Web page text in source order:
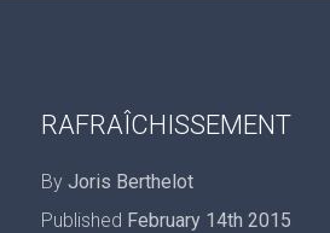
RAFRAÎCHISSEMENT
By Joris Berthelot
Published February 14th 2015